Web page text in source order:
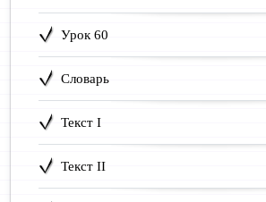
Урок 60
Словарь
Текст I
Текст II